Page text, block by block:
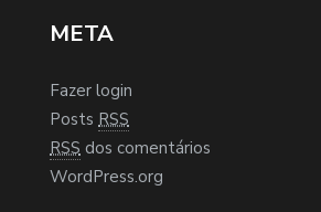
META
Fazer login
Posts RSS
RSS dos comentários
WordPress.org